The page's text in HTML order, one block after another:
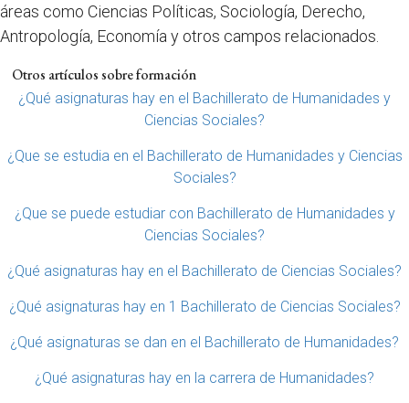
áreas como Ciencias Políticas, Sociología, Derecho,
Antropología, Economía y otros campos relacionados.
Otros artículos sobre formación
¿Qué asignaturas hay en el Bachillerato de Humanidades y
Ciencias Sociales?
¿Que se estudia en el Bachillerato de Humanidades y Ciencias
Sociales?
¿Que se puede estudiar con Bachillerato de Humanidades y
Ciencias Sociales?
¿Qué asignaturas hay en el Bachillerato de Ciencias Sociales?
¿Qué asignaturas hay en 1 Bachillerato de Ciencias Sociales?
¿Qué asignaturas se dan en el Bachillerato de Humanidades?
¿Qué asignaturas hay en la carrera de Humanidades?